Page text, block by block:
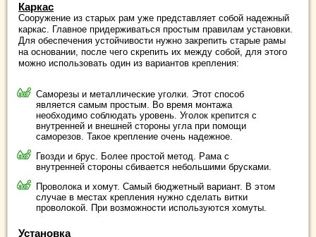
Каркас
Сооружение из старых рам уже представляет собой надежный
каркас. Главное придерживаться простым правилам установки.
Для обеспечения устойчивости нужно закрепить старые рамы
на основании, после чего скрепить их между собой, для этого
можно использовать один из вариантов крепления:
Саморезы и металлические уголки. Этот способ
является самым простым. Во время монтажа
необходимо соблюдать уровень. Уголок крепится с
внутренней и внешней стороны угла при помощи
саморезов. Такое крепление очень надежное.
Гвозди и брус. Более простой метод. Рама с
внутренней стороны сбивается небольшими брусками.
Проволока и хомут. Самый бюджетный вариант. В этом
случае в местах крепления нужно сделать витки
проволокой. При возможности используются хомуты.
Установка